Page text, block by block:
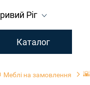
Ріг
Каталог
Меблі на замовлення 🌇